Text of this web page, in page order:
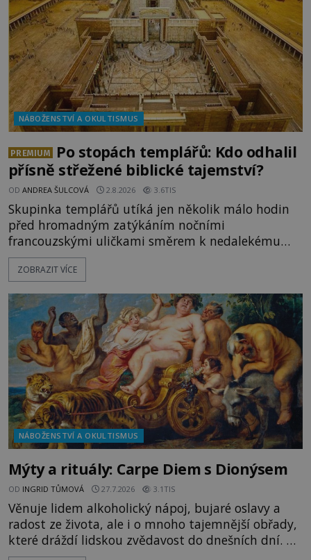
NÁBOŽENSTVÍ A OKULTISMUS
PREMIUM
Po stopách templářů: Kdo odhalil
přísně střežené biblické tajemství?
OD ANDREA ŠULCOVÁ 2.8.2026 3.6TIS
Skupinka templářů utíká jen několik málo hodin
před hromadným zatýkáním nočními
francouzskými uličkami směrem k nedalekému
přístavu. Jeden z nich má přes ramena ranec s
tajemným obsahem. Kapitán lodi už na ně čeká.
vyplouváme,“ sdělí jim. „Kam máme namířeno,
kapitáne?“ zeptá se ho jeden z templářů. „Do Sk
ZOBRAZIT VÍCE
NÁBOŽENSTVÍ A OKULTISMUS
Mýty a rituály: Carpe Diem s Dionýsem
OD INGRID TŮMOVÁ 27.7.2026 3.1TIS
Věnuje lidem alkoholický nápoj, bujaré oslavy a
radost ze života, ale i o mnoho tajemnější obřady,
které dráždí lidskou zvědavost do dnešních dní. Co
doopravdy představuje bůh, jemuž Římané říkají